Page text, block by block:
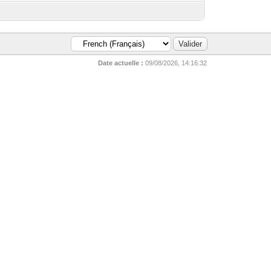
Date actuelle : 09/08/2026, 14:16:32